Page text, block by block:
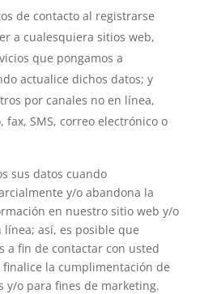
de contacto al registrarse
a cualesquiera sitios web,
que pongamos a
actualice dichos datos; y
por canales no en línea,
fax, SMS, correo electrónico o
sus datos cuando
y/o abandona la
en nuestro sitio web y/o
así, es posible que
a fin de contactar con usted
la cumplimentación de
y/o para fines de marketing.